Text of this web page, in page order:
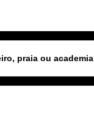
praia ou